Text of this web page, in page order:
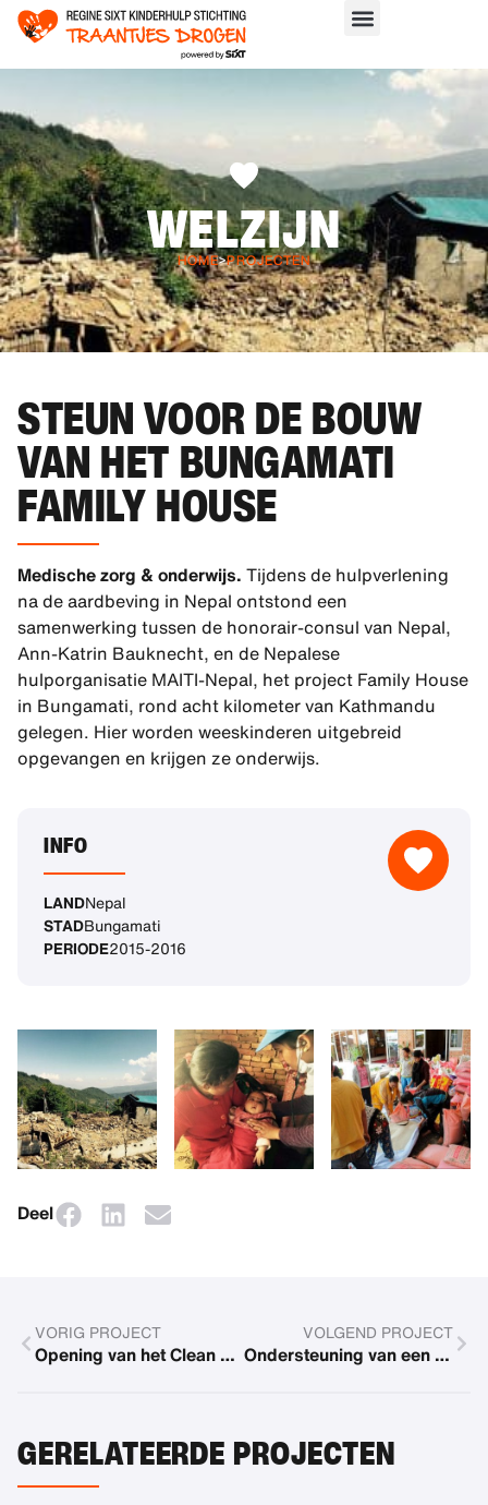
WELZIJN
HOME>PROJECTEN
STEUN VOOR DE BOUW
VAN HET BUNGAMATI
FAMILY HOUSE
Medische zorg & onderwijs. Tijdens de hulpverlening
na de aardbeving in Nepal ontstond een
samenwerking tussen de honorair-consul van Nepal,
Ann-Katrin Bauknecht, en de Nepalese
hulporganisatie MAITI-Nepal, het project Family House
in Bungamati, rond acht kilometer van Kathmandu
gelegen. Hier worden weeskinderen uitgebreid
opgevangen en krijgen ze onderwijs.
INFO
LANDNepal
STADBungamati
PERIODE2015-2016
Deel
VORIG PROJECT
Opening van het Clean Winners e.V.-project
VOLGEND PROJECT
Ondersteuning van een meisjesschool
GERELATEERDE PROJECTEN